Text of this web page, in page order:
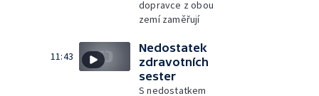
dopravce z obou
zemí zaměřují
11:43
Nedostatek
zdravotních
sester
S nedostatkem